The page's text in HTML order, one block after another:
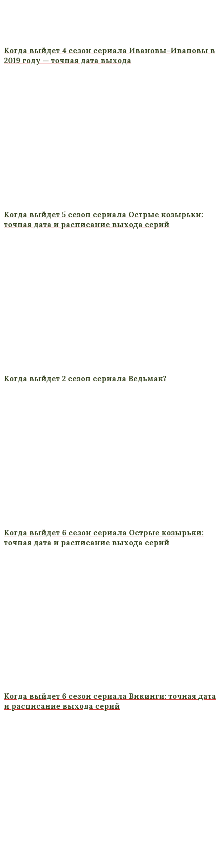
Когда выйдет 4 сезон сериала Ивановы-Ивановы в
2019 году — точная дата выхода
Когда выйдет 5 сезон сериала Острые козырьки:
точная дата и расписание выхода серий
Когда выйдет 2 сезон сериала Ведьмак?
Когда выйдет 6 сезон сериала Острые козырьки:
точная дата и расписание выхода серий
Когда выйдет 6 сезон сериала Викинги: точная дата
и расписание выхода серий